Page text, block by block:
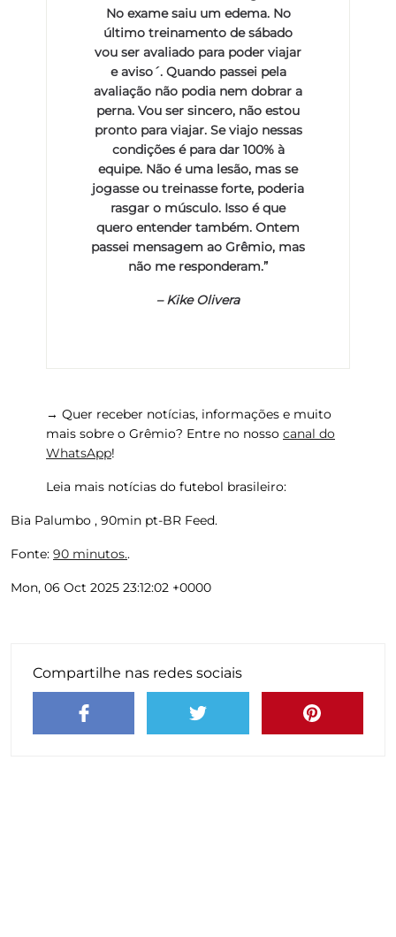
No exame saiu um edema. No
último treinamento de sábado
vou ser avaliado para poder viajar
e aviso´. Quando passei pela
avaliação não podia nem dobrar a
perna. Vou ser sincero, não estou
pronto para viajar. Se viajo nessas
condições é para dar 100% à
equipe. Não é uma lesão, mas se
jogasse ou treinasse forte, poderia
rasgar o músculo. Isso é que
quero entender também. Ontem
passei mensagem ao Grêmio, mas
não me responderam.”
–Kike Olivera
→ Quer receber notícias, informações e muito
mais sobre o Grêmio? Entre no nosso canal do
WhatsApp!
Leia mais notícias do futebol brasileiro:
Bia Palumbo , 90min pt-BR Feed.
Fonte: 90 minutos..
Mon, 06 Oct 2025 23:12:02 +0000
Compartilhe nas redes sociais